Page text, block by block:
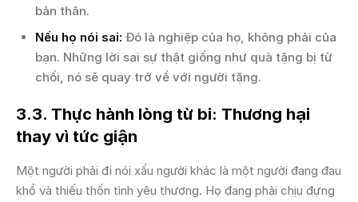
bản thân.
Nếu họ nói sai: Đó là nghiệp của họ, không phải của
bạn. Những lời sai sự thật giống như quà tặng bị từ
chối, nó sẽ quay trở về với người tặng.
3.3. Thực hành lòng từ bi: Thương hại
thay vì tức giận
Một người phải đi nói xấu người khác là một người đang đau
khổ và thiếu thốn tình yêu thương. Họ đang phải chịu đựng